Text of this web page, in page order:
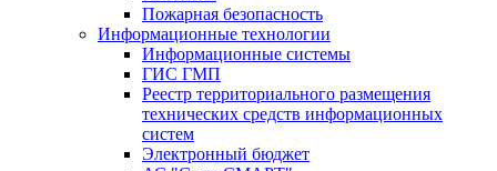
Пожарная безопасность
Информационные технологии
Информационные системы
ГИС ГМП
Реестр территориального размещения
технических средств информационных
систем
Электронный бюджет